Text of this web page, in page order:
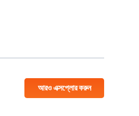
আরও এক্সপ্লোর করুন